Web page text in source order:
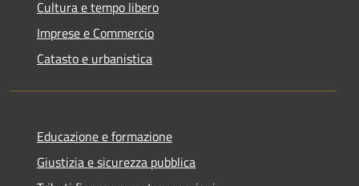
Cultura e tempo libero
Imprese e Commercio
Catasto e urbanistica
Educazione e formazione
Giustizia e sicurezza pubblica